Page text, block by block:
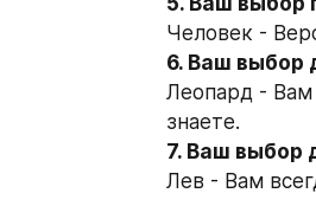
Человек -
6. Ваш выбор
Леопард - Вам
знаете.
7. Ваш выбор
Лев - Вам